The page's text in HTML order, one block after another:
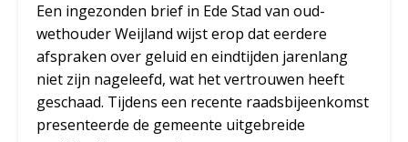
Een ingezonden brief in Ede Stad van oud-
wethouder Weijland wijst erop dat eerdere
afspraken over geluid en eindtijden jarenlang
niet zijn nageleefd, wat het vertrouwen heeft
geschaad. Tijdens een recente raadsbijeenkomst
presenteerde de gemeente uitgebreide